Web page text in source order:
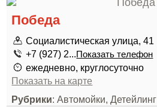
Победа
Социалистическая улица, 41
+7 (927) 2...Показать телефон
ежедневно, круглосуточно
Показать на карте
Рубрики: Автомойки, Детейлинг